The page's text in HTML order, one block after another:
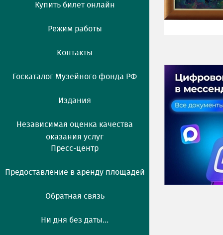
Купить билет онлайн
Режим работы
Контакты
Госкаталог Музейного фонда РФ
Издания
Независимая оценка качества
оказания услуг
Пресс-центр
Предоставление в аренду площадей
Обратная связь
Ни дня без даты...